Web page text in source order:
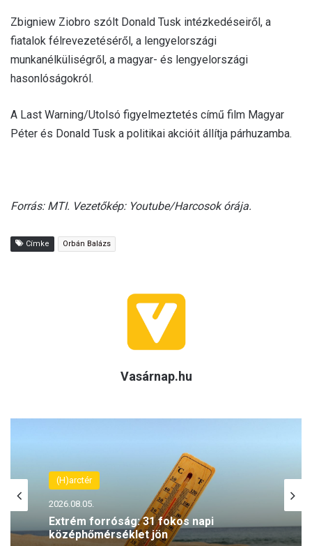
Zbigniew Ziobro szólt Donald Tusk intézkedéseiről, a
fiatalok félrevezetéséről, a lengyelországi
munkanélküliségről, a magyar- és lengyelországi
hasonlóságokról.
A Last Warning/Utolsó figyelmeztetés című film Magyar
Péter és Donald Tusk a politikai akcióit állítja párhuzamba.
Forrás: MTI. Vezetőkép: Youtube/Harcosok órája.
Címke Orbán Balázs
Vasárnap.hu
(H)arctér
2026.08.05.
Extrém forróság: 31 fokos napi
középhőmérséklet jön